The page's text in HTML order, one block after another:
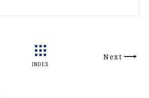
INDEX
Next